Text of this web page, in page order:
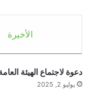
او من خلال الرمز QR :
الأخيرة
دعوة لاجتماع الهيئة
يوليو 2, 2025